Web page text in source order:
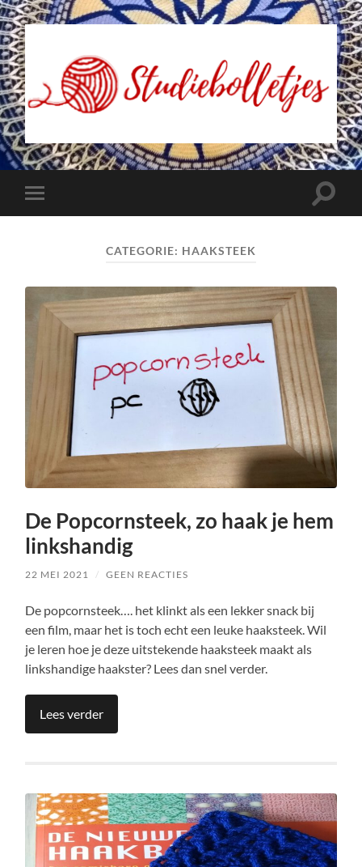
Studiebolletjes
Toggle
mobiel
Toggle
CATEGORIE: HAAKSTEEK
De Popcornsteek, zo haak je hem
linkshandig
22 MEI 2021 / GEEN REACTIES
De popcornsteek…. het klinkt als een lekker snack bij
een film, maar het is toch echt een leuke haaksteek. Wil
je leren hoe je deze uitstekende haaksteek maakt als
linkshandige haakster? Lees dan snel verder.
Lees verder